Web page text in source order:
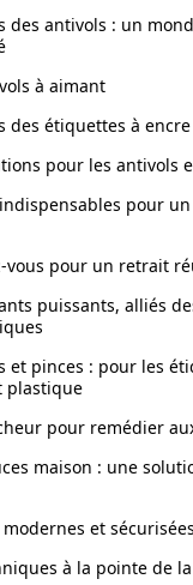
des antivols : un
à aimant
des étiquettes à encre
pour les antivols
pour
vous pour un retrait
puissants, alliés
et pinces : pour les
plastique
pour remédier
maison : une
et
à la pointe de